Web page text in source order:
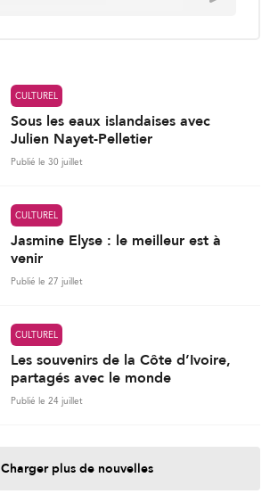
CULTUREL
Sous les eaux islandaises avec
Julien Nayet-Pelletier
Publié le 30 juillet
CULTUREL
Jasmine Elyse : le meilleur est à
venir
Publié le 27 juillet
CULTUREL
Les souvenirs de la Côte d’Ivoire,
partagés avec le monde
Publié le 24 juillet
Charger plus de nouvelles